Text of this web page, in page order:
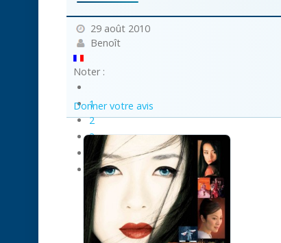
29 août 2010
Benoît
Noter :
1
2
3
5
Donner votre avis